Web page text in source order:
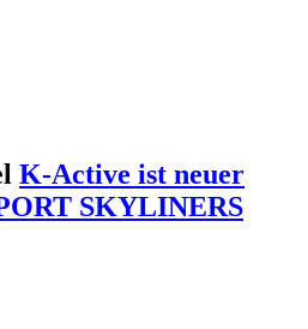
K-Active ist neuer
SKYLINERS